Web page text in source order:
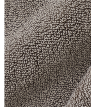
Trommeltrocknen, normal
contact@strellson.com
Produzent
Strellson AG
Sonnenwiesenstrasse 21
8280 Kreuzlingen
Schweiz